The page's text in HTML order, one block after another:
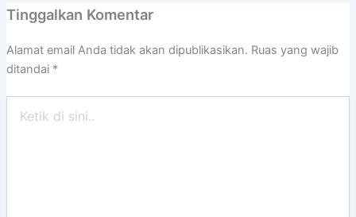
Tinggalkan Komentar
Alamat email Anda tidak akan dipublikasikan. Ruas yang wajib
ditandai *